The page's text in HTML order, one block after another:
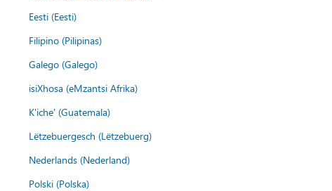
Eesti (Eesti)
Filipino (Pilipinas)
Galego (Galego)
isiXhosa (eMzantsi Afrika)
K'iche' (Guatemala)
Lëtzebuergesch (Lëtzebuerg)
Nederlands (Nederland)
Polski (Polska)